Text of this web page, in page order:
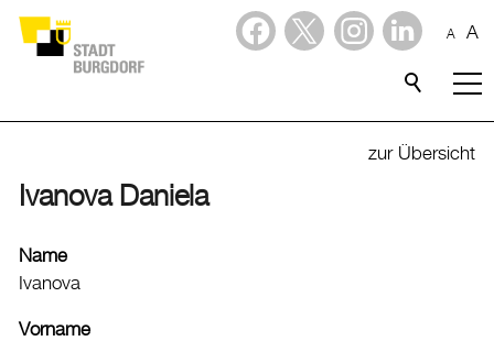
A A
Verwaltung & Politik
Verwaltung
Stadtverwaltung
Organigramm
zur Übersicht
Ivanova Daniela
Name
Ivanova
Vorname